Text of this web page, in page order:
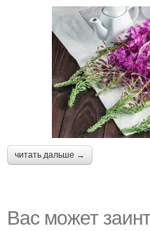
читать дальше →
Вас может